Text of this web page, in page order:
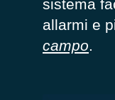
sistema
allarmi e
campo.